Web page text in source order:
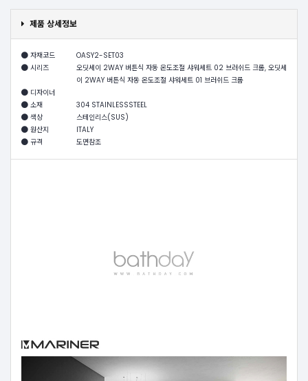
제품 상세정보
자재코드
OASY2-SET03
시리즈
오딧세이 2WAY 버튼식 자동 온도조절 샤워세트 02 브러쉬드 크롬, 오딧세
이 2WAY 버튼식 자동 온도조절 샤워세트 01 브러쉬드 크롬
디자이너
소재
304 STAINLESSSTEEL
색상
스테인리스(SUS)
원산지
ITALY
규격
도면참조